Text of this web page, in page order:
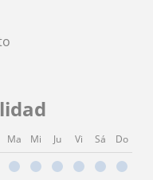
Ma Mi Ju Vi Sá Do